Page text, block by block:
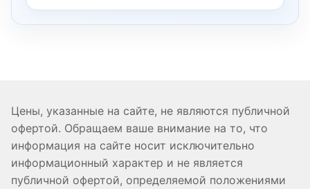
Цены, указанные на сайте, не являются публичной
офертой. Обращаем ваше внимание на то, что
информация на сайте носит исключительно
информационный характер и не является
публичной офертой, определяемой положениями